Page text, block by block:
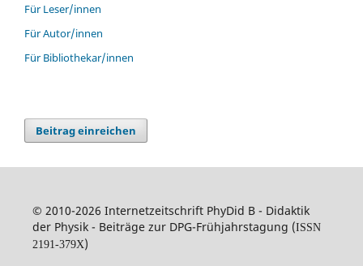
Für Leser/innen
Für Autor/innen
Für Bibliothekar/innen
Beitrag einreichen
© 2010-2026 Internetzeitschrift PhyDid B - Didaktik
der Physik - Beiträge zur DPG-Frühjahrstagung (ISSN
2191-379X)